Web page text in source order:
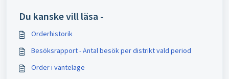
Du kanske vill läsa -
Orderhistorik
Besöksrapport - Antal besök per distrikt vald period
Order i vänteläge